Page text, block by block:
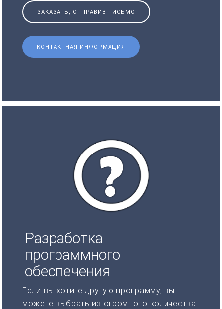
ЗАКАЗАТЬ, ОТПРАВИВ ПИСЬМО
КОНТАКТНАЯ ИНФОРМАЦИЯ
Разработка
программного
обеспечения
Если вы хотите другую программу, вы
можете выбрать из огромного количества